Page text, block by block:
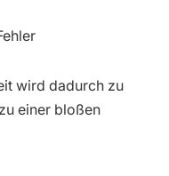
wird dadurch zu
einer bloßen